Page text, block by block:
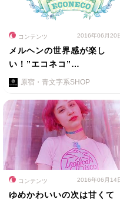
コンテンツ 2016年06月20
メルヘンの世界感が楽し
い！”エコネコ”…
原宿・青文字系SHOP
コンテンツ 2016年06月14
ゆめかわいいの次は甘くて